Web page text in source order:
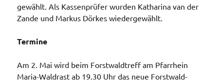
gewählt. Als Kassenprüfer wurden Katharina van der
Zande und Markus Dörkes wiedergewählt.
Termine
Am 2. Mai wird beim Forstwaldtreff am Pfarrhein
Maria-Waldrast ab 19.30 Uhr das neue Forstwald-